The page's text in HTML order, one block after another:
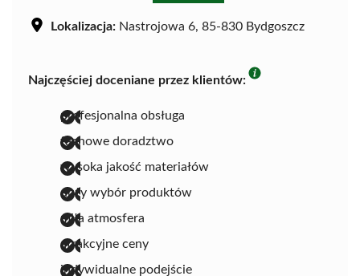
Lokalizacja: Nastrojowa 6, 85-830 Bydgoszcz
Najczęściej doceniane przez klientów:
profesjonalna obsługa
fachowe doradztwo
wysoka jakość materiałów
duży wybór produktów
miła atmosfera
atrakcyjne ceny
indywidualne podejście